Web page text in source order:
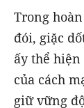
Trong
đói, giặc
ấy thể
của cách
giữ vững